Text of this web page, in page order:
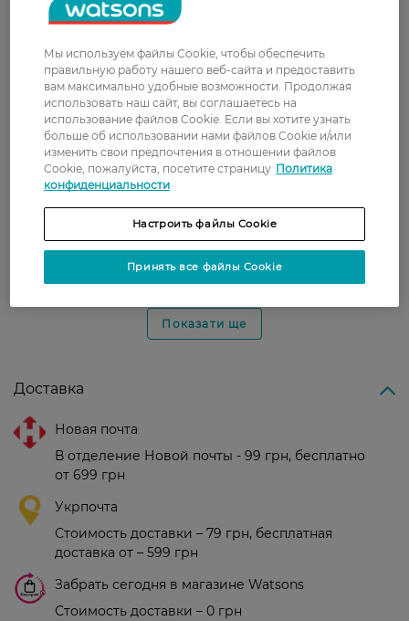
Дмитрий
2 января, 2022
Эта марка лучшая, другие не
сравнятся с ней. Смело покупайте.
Наталья
3 декабря, 2021
Хороший та якісний сухий
шампунь, має не їдкий запах,
економний,
4 ноября, 2021
свіжості, видаляє жирний блиск,
усуває неприємний аромат. можна
брати з собою. звучний формат
продукту.
Показати ще
Доставка
Новая почта
В отделение Новой почты - 99 грн, бесплатно
от 699 грн
Укрпочта
Стоимость доставки – 79 грн, бесплатная
доставка от – 599 грн
Забрать сегодня в магазине Watsons
Стоимость доставки – 0 грн
Мы используем файлы Cookie, чтобы обеспечить
правильную работу нашего веб-сайта и предоставить
вам максимально удобные возможности. Продолжая
использовать наш сайт, вы соглашаетесь на
использование файлов Cookie. Если вы хотите узнать
больше об использовании нами файлов Cookie и/или
изменить свои предпочтения в отношении файлов
Cookie, пожалуйста, посетите страницу Политика
конфиденциальности
Настроить файлы Cookie
Принять все файлы Cookie